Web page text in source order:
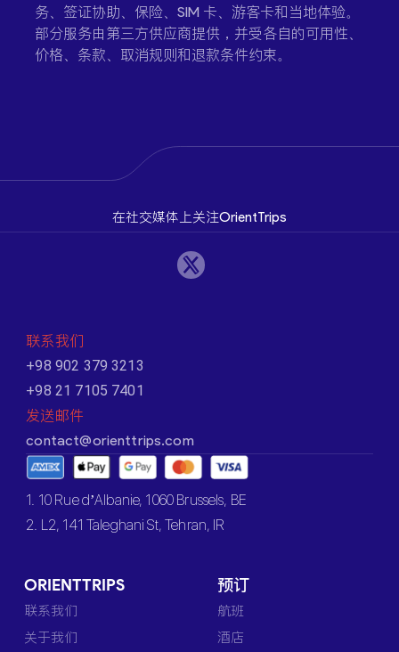
务、签证协助、保险、SIM 卡、游客卡和当地体验。
部分服务由第三方供应商提供，并受各自的可用性、
价格、条款、取消规则和退款条件约束。
在社交媒体上关注OrientTrips
联系我们
+98 902 379 3213
+98 21 7105 7401
发送邮件
contact@orienttrips.com
1. 10 Rue d’Albanie, 1060 Brussels, BE
2. L2, 141 Taleghani St, Tehran, IR
ORIENTTRIPS
联系我们
关于我们
预订
航班
酒店